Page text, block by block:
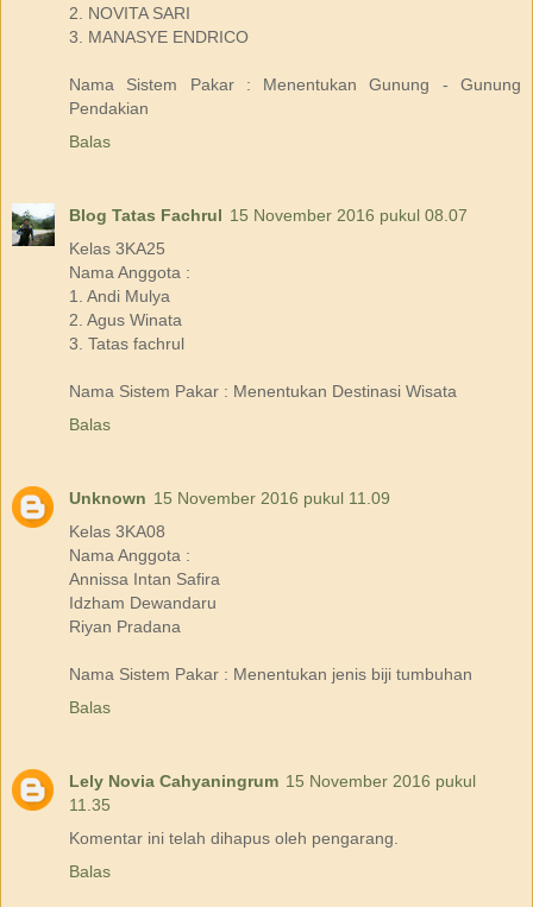
2. NOVITA SARI
3. MANASYE ENDRICO
Nama Sistem Pakar : Menentukan Gunung - Gunung
Pendakian
Balas
Blog Tatas Fachrul 15 November 2016 pukul 08.07
Kelas 3KA25
Nama Anggota :
1. Andi Mulya
2. Agus Winata
3. Tatas fachrul
Nama Sistem Pakar : Menentukan Destinasi Wisata
Balas
Unknown 15 November 2016 pukul 11.09
Kelas 3KA08
Nama Anggota :
Annissa Intan Safira
Idzham Dewandaru
Riyan Pradana
Nama Sistem Pakar : Menentukan jenis biji tumbuhan
Balas
Lely Novia Cahyaningrum 15 November 2016 pukul
11.35
Komentar ini telah dihapus oleh pengarang.
Balas